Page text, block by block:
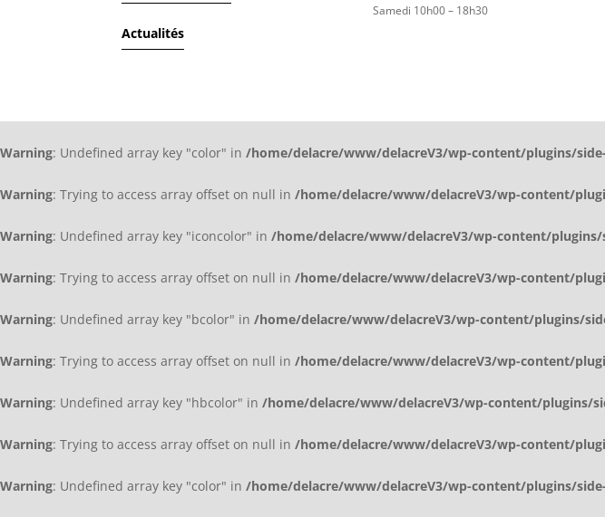
Actualités
Samedi 10h00 – 18h30
Warning: Undefined array key "color" in /home/delacre/www/delacreV3/wp-content/plugins/
Warning: Trying to access array offset on null in /home/delacre/www/delacreV3/wp-content/
Warning: Undefined array key "iconcolor" in /home/delacre/www/delacreV3/wp-content/
Warning: Trying to access array offset on null in /home/delacre/www/delacreV3/wp-content/
Warning: Undefined array key "bcolor" in /home/delacre/www/delacreV3/wp-content/plugins/
Warning: Trying to access array offset on null in /home/delacre/www/delacreV3/wp-content/
Warning: Undefined array key "hbcolor" in /home/delacre/www/delacreV3/wp-content/plugins/
Warning: Trying to access array offset on null in /home/delacre/www/delacreV3/wp-content/
Warning: Undefined array key "color" in /home/delacre/www/delacreV3/wp-content/plugins/